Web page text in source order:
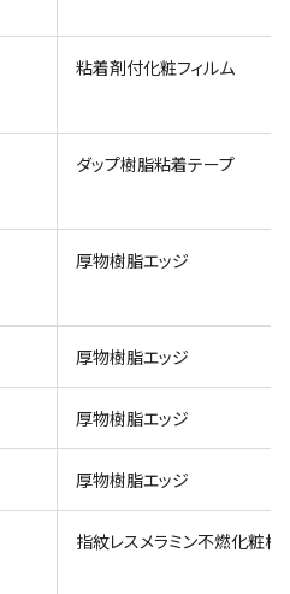
粘着剤付化粧フィルム
ダップ樹脂粘着テープ
厚物樹脂エッジ
厚物樹脂エッジ
厚物樹脂エッジ
厚物樹脂エッジ
指紋レスメラミン不燃化粧板